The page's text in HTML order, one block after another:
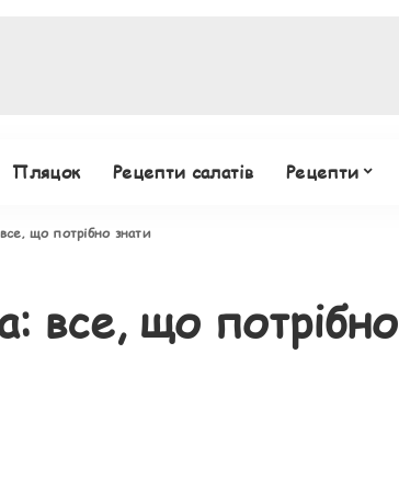
Пляцок Рецепти салатів Рецепти
що потрібно знати
все, що потрібно